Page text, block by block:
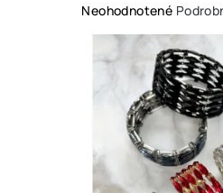
Priemerné
hviezdičiek.
Neohodnotené